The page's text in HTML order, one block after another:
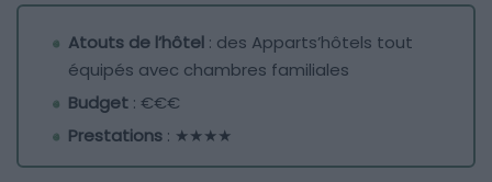
Atouts de l’hôtel : des Apparts’hôtels tout
équipés avec chambres familiales
Budget : €€€
Prestations : ★★★★